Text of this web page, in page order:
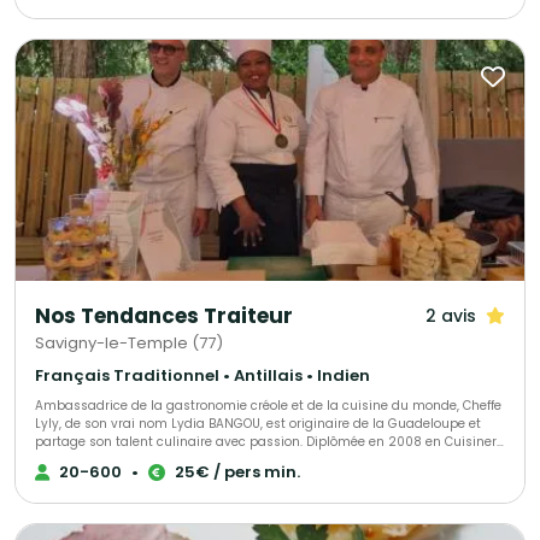
Nos Tendances Traiteur 2 avis
Savigny-le-Temple (77)
Français Traditionnel • Antillais • Indien
Ambassadrice de la gastronomie créole et de la cuisine du monde, Cheffe
Lyly, de son vrai nom Lydia BANGOU, est originaire de la Guadeloupe et
partage son talent culinaire avec passion. Diplômée en 2008 en Cuisiner
cursus adulte avec une Mention Complémentaire Traiteur, elle enchante
les palais depuis des années. Lors du voyage culinaire "DOM TOM et
septembre 2019, l'équipe de SMS Artists lui confie la direction culinaire du
20-600 • 25€ / pers min.